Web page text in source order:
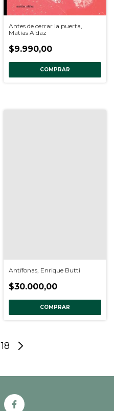
Antes de cerrar la puerta,
Matías Aldaz
$9.990,00
COMPRAR
Antífonas, Enrique Butti
$30.000,00
COMPRAR
18